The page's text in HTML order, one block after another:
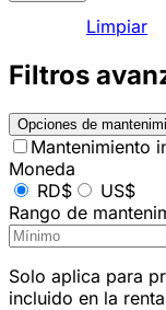
Limpiar
Filtros
Opciones de
Mantenimiento
Moneda
RD$
US$
Rango de
Solo aplica para
incluido en la